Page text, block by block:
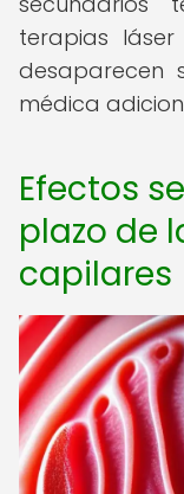
terapias láser
desaparecen
médica
Efectos
plazo de
capilares